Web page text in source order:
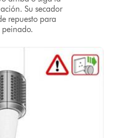
Su secador
repuesto para